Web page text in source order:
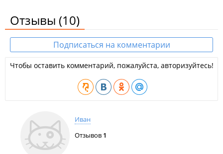
Отзывы (10)
Подписаться на комментарии
Чтобы оставить комментарий, пожалуйста, авторизуйтесь!
Иван
Отзывов 1